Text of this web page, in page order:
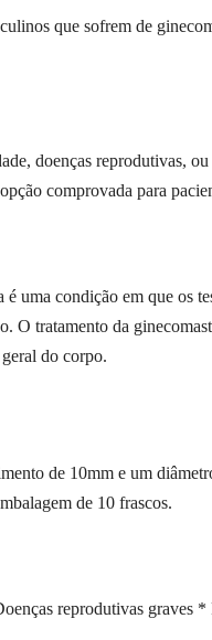
que sofrem de
doenças reprodutivas,
comprovada para
uma condição em que os
O tratamento da
do corpo.
de 10mm e um
de 10 frascos.
reprodutivas graves *